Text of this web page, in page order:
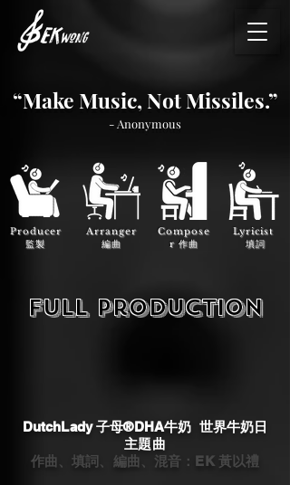
“Make Music, Not Missiles.”
- Anonymous
Producer
監製
Arranger
編曲
Compose
r 作曲
Lyricist
填詞
full production
DutchLady 子母®DHA牛奶 世界牛奶日
主題曲
​作曲、填詞、編曲、混音：EK 黃以禮